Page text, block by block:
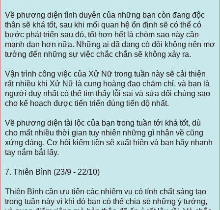
Về phương diện tình duyên của những bạn còn đang độc
thân sẽ khá tốt, sau khi mối quan hệ ổn định sẽ có thể có
bước phát triển sau đó, tốt hơn hết là chòm sao này cần
mạnh dạn hơn nữa. Những ai đã đang có đôi không nên mơ
tưởng đến những sự việc chắc chắn sẽ không xảy ra.
Vận trình công việc của Xử Nữ trong tuần này sẽ cải thiện
rất nhiều khi Xử Nữ là cung hoàng đạo chăm chỉ, và bạn là
người duy nhất có thể tìm thấy lỗi sai và sửa đổi chúng sao
cho kế hoạch được tiến triển đúng tiến độ nhất.
Về phương diện tài lộc của bạn trong tuần tới khá tốt, dù
cho mất nhiều thời gian tuy nhiên những gì nhận về cũng
xứng đáng. Cơ hội kiếm tiền sẽ xuất hiện và bạn hãy nhanh
tay nắm bắt lấy.
7. Thiên Bình (23/9 - 22/10)
Thiên Bình cần ưu tiên các nhiệm vụ có tính chất sáng tạo
trong tuần này vì khi đó bạn có thể chia sẻ những ý tưởng,